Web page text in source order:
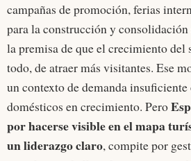
campañas de promoción, ferias
para la construcción y
la premisa de que el crecimiento del
todo, de atraer más visitantes. Ese
un contexto de demanda
domésticos en crecimiento. Pero
por hacerse visible en el mapa
un liderazgo claro, compite por